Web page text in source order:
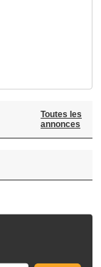
Toutes les
annonces